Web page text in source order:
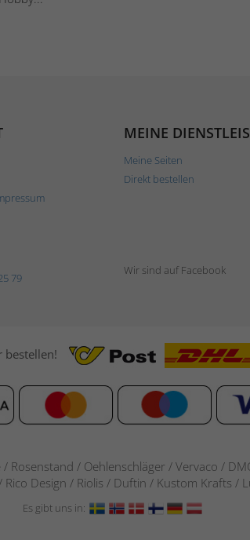
MEINE
Meine Seiten
Direkt bestellen
79
Wir sind auf Facebook
bestellen!
/ Rosenstand / Oehlenschläger / Vervaco /
Design / Riolis / Duftin / Kustom Krafts
Es gibt uns in: